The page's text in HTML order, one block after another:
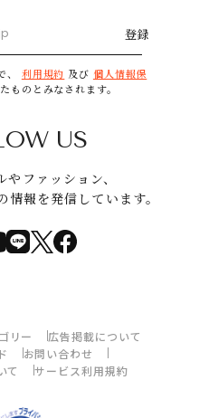
登録
、 利用規約 及び 個人情報保
ものとみなされます。
US
やファッション、
情報を発信しています。
リー
広告掲載について
お問い合わせ
て
サービス利用規約